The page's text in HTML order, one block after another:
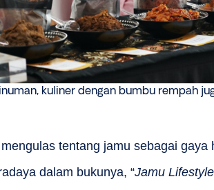
kuliner dengan bumbu rempah
tentang jamu sebagai gaya
dalam bukunya, “Jamu